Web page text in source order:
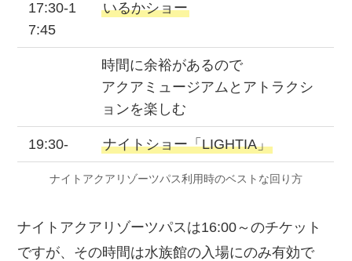
17:30-1
7:45
いるかショー
時間に余裕があるので
アクアミュージアムとアトラクシ
ョンを楽しむ
19:30- ナイトショー「LIGHTIA」
ナイトアクアリゾーツパス利用時のベストな回り方
ナイトアクアリゾーツパスは16:00～のチケット
ですが、その時間は水族館の入場にのみ有効で